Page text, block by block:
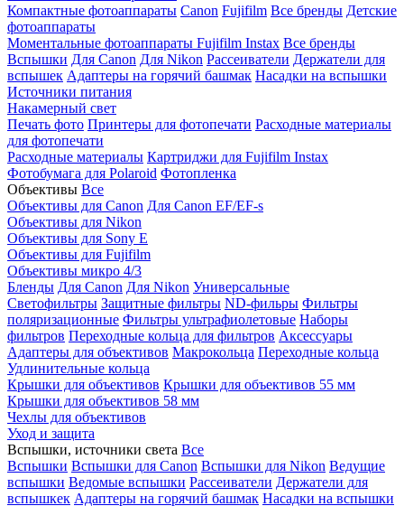
Компактные фотоаппараты Canon Fujifilm Все бренды Детские
фотоаппараты
Моментальные фотоаппараты Fujifilm Instax Все бренды
Вспышки Для Canon Для Nikon Рассеиватели Держатели для
вспышек Адаптеры на горячий башмак Насадки на вспышки
Источники питания
Накамерный свет
Печать фото Принтеры для фотопечати Расходные материалы
для фотопечати
Расходные материалы Картриджи для Fujifilm Instax
Фотобумага для Polaroid Фотопленка
Объективы Все
Объективы для Canon Для Canon EF/EF-s
Объективы для Nikon
Объективы для Sony E
Объективы для Fujifilm
Объективы микро 4/3
Бленды Для Canon Для Nikon Универсальные
Светофильтры Защитные фильтры ND-фильры Фильтры
поляризационные Фильтры ультрафиолетовые Наборы
фильтров Переходные кольца для фильтров Аксессуары
Адаптеры для объективов Макрокольца Переходные кольца
Удлинительные кольца
Крышки для объективов Крышки для объективов 55 мм
Крышки для объективов 58 мм
Чехлы для объективов
Уход и защита
Вспышки, источники света Все
Вспышки Вспышки для Canon Вспышки для Nikon Ведущие
вспышки Ведомые вспышки Рассеиватели Держатели для
вспышкек Адаптеры на горячий башмак Насадки на вспышки